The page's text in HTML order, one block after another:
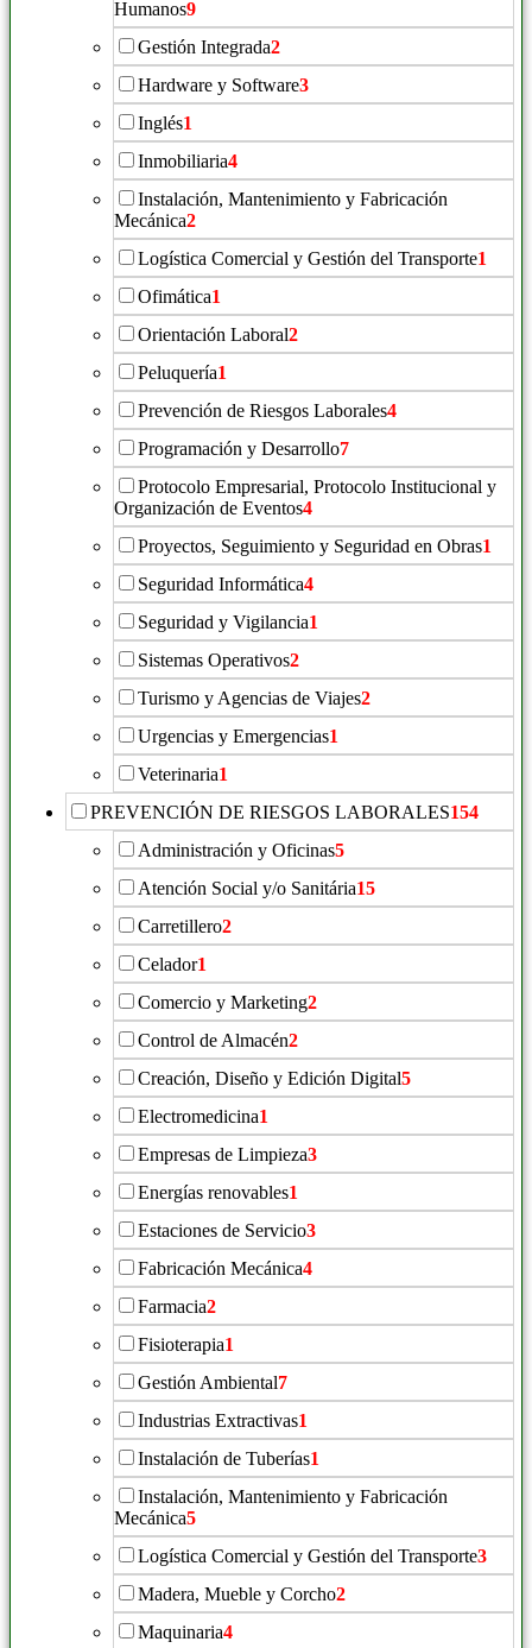
Humanos9
Gestión Integrada2
Hardware y Software3
Inglés1
Inmobiliaria4
Instalación, Mantenimiento y Fabricación
Mecánica2
Logística Comercial y Gestión del Transporte1
Ofimática1
Orientación Laboral2
Peluquería1
Prevención de Riesgos Laborales4
Programación y Desarrollo7
Protocolo Empresarial, Protocolo Institucional y
Organización de Eventos4
Proyectos, Seguimiento y Seguridad en Obras1
Seguridad Informática4
Seguridad y Vigilancia1
Sistemas Operativos2
Turismo y Agencias de Viajes2
Urgencias y Emergencias1
Veterinaria1
PREVENCIÓN DE RIESGOS LABORALES154
Administración y Oficinas5
Atención Social y/o Sanitária15
Carretillero2
Celador1
Comercio y Marketing2
Control de Almacén2
Creación, Diseño y Edición Digital5
Electromedicina1
Empresas de Limpieza3
Energías renovables1
Estaciones de Servicio3
Fabricación Mecánica4
Farmacia2
Fisioterapia1
Gestión Ambiental7
Industrias Extractivas1
Instalación de Tuberías1
Instalación, Mantenimiento y Fabricación
Mecánica5
Logística Comercial y Gestión del Transporte3
Madera, Mueble y Corcho2
Maquinaria4